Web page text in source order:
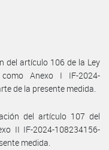
del artículo 106 de la Ley
como Anexo I IF-2024-
de la presente medida.
del artículo 107 del
II IF-2024-108234156-
medida.